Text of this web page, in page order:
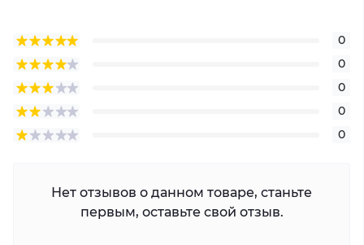
0
0
0
0
0
Нет отзывов о данном товаре, станьте
первым, оставьте свой отзыв.